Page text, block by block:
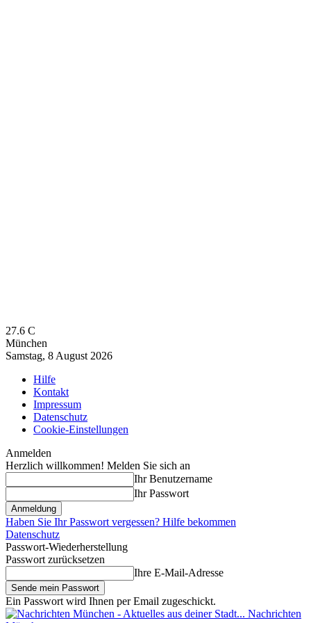
27.6 C
München
Samstag, 8 August 2026
Hilfe
Kontakt
Impressum
Datenschutz
Cookie-Einstellungen
Anmelden
Herzlich willkommen! Melden Sie sich an
Ihr Benutzername
Ihr Passwort
Haben Sie Ihr Passwort vergessen? Hilfe bekommen
Datenschutz
Passwort-Wiederherstellung
Passwort zurücksetzen
Ihre E-Mail-Adresse
Ein Passwort wird Ihnen per Email zugeschickt.
Nachrichten